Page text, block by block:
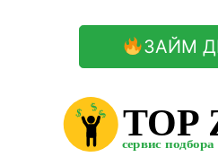
ЗАЙМ
TOP
сервис
$
$
$